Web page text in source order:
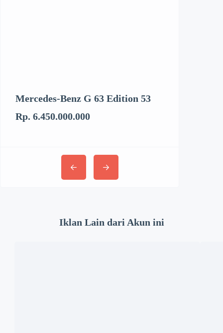
Mercedes-Benz G 63 Edition 53
Rp. 6.450.000.000
Iklan Lain dari Akun ini